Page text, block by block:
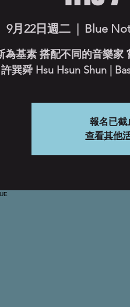
9月22日週二
  |
Blue
為基素 搭配不同的音樂家
巽舜 Hsu Hsun Shun |
報名已截
查看其他